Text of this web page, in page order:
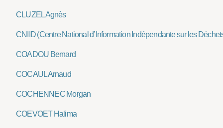
CLUZEL Agnès
CNIID (Centre National d’Information Indépendante sur les
COADOU Bernard
COCAUL Arnaud
COCHENNEC Morgan
COEVOET Halima